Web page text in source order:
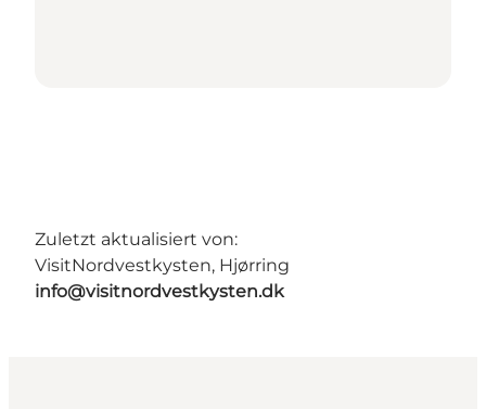
Zuletzt aktualisiert von:
VisitNordvestkysten, Hjørring
info@visitnordvestkysten.dk